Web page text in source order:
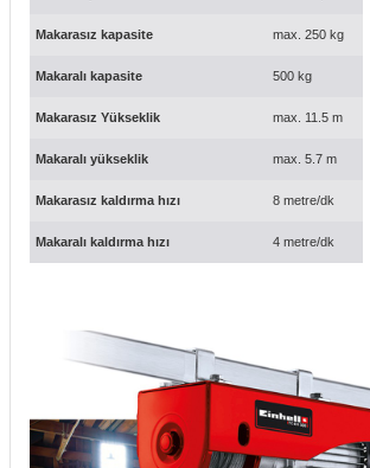
Makarasız kapasite max. 250 kg
Makaralı kapasite 500 kg
Makarasız Yükseklik max. 11.5 m
Makaralı yükseklik max. 5.7 m
Makarasız kaldırma hızı 8 metre/dk
Makaralı kaldırma hızı 4 metre/dk